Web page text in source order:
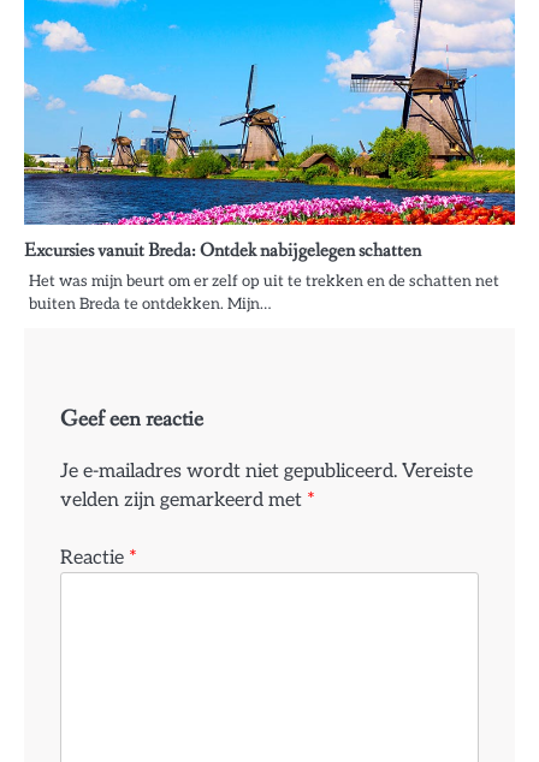
Excursies vanuit Breda: Ontdek nabijgelegen schatten
Het was mijn beurt om er zelf op uit te trekken en de schatten net
buiten Breda te ontdekken. Mijn…
Geef een reactie
Je e-mailadres wordt niet gepubliceerd. Vereiste
velden zijn gemarkeerd met *
Reactie *